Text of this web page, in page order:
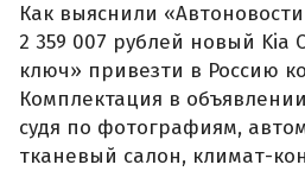
Как выяснили
2 359 007 рублей новый Kia
ключ» привезти в Россию
Комплектация в
судя по фотографиям,
тканевый салон, климат-